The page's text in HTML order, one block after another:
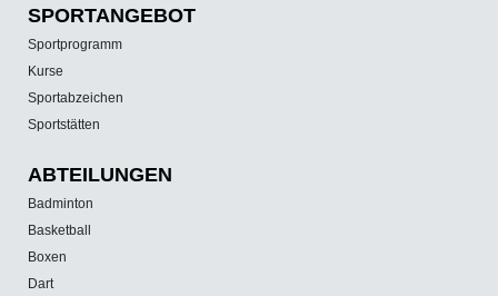
SPORT­ANGEBOT
Sportprogramm
Kurse
Sportabzeichen
Sportstätten
ABTEILUNGEN
Badminton
Basketball
Boxen
Dart